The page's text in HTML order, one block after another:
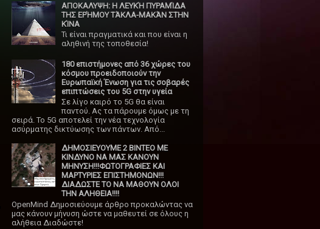
ΑΠΟΚΑΛΥΨΗ: Η ΛΕΥΚΉ ΠΥΡΑΜΊΔΑ
ΤΗΣ ΕΡΉΜΟΥ ΤΆΚΛΑ-ΜΑΚΆΝ ΣΤΗΝ
ΚΊΝΑ
Τι είναι πραγματικά και που είναι η
αληθινή της τοποθεσία!
180 επιστήμονες από 36 χώρες του
κόσμου προειδοποιούν την
Ευρωπαϊκή Ένωση για τις σοβαρές
επιπτώσεις του 5G στην υγεία
Σε λίγο καιρό το 5G θα είναι
παντού. Ας τα πάρουμε όμως με τη
σειρά. Το 5G αποτελεί την νέα τεχνολογία
ασύρματης δικτύωσης των πάντων. Από...
ΔΗΜΟΣΙΕΥΟΥΜΕ 2 ΒΙΝΤΕΟ ΜΕ
ΚΙΝΔΥΝΟ ΝΑ ΜΑΣ ΚΑΝΟΥΝ
ΜΗΝΥΣΗ!!!ΦΩΤΟΓΡΑΦΙΕΣ ΚΑΙ
ΜΑΡΤΥΡΙΕΣ ΕΠΙΣΤΗΜΟΝΩΝ!!!
ΔΙΑΔΩΣΤΕ ΤΟ ΝΑ ΜΑΘΟΥΝ ΟΛΟΙ
ΤΗΝ ΑΛΗΘΕΙΑ!!!!
OpenMind Δημοσιεύουμε άρθρο προκαλώντας να
μας κάνουν μήνυση ώστε να μαθευτεί σε όλους η
αλήθεια Διαδώστε!